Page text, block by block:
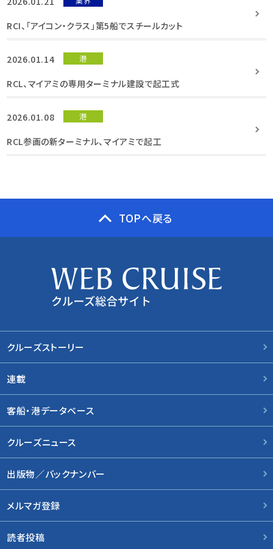
RCI、「アイコン・クラス」第5船でスチールカット
2026.01.14 港
RCL、マイアミの専用ターミナル建設で起工式
2026.01.08 港
RCL参画の新ターミナル、マイアミで起工
TOPへ戻る
クルーズストーリー
連載
客船・港データベース
クルーズニュース
出版物／バックナンバー
メルマガ登録
読者投稿